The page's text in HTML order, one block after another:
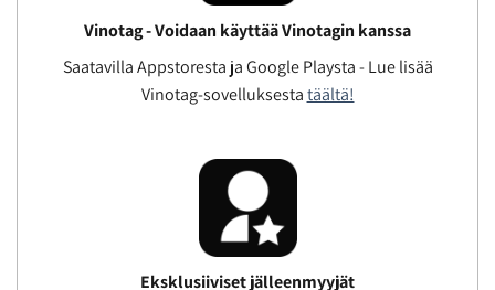
Vinotag - Voidaan käyttää Vinotagin kanssa
Saatavilla Appstoresta ja Google Playsta - Lue lisää
Vinotag-sovelluksestatäältä!
Eksklusiiviset jälleenmyyjät